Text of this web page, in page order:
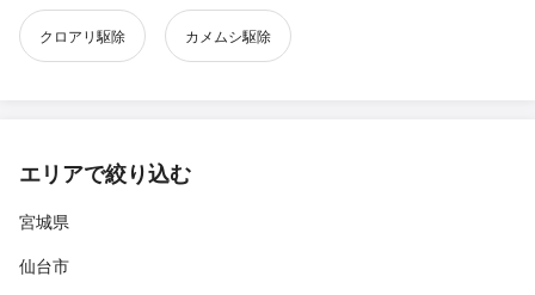
クロアリ駆除 カメムシ駆除
エリアで絞り込む
宮城県
仙台市